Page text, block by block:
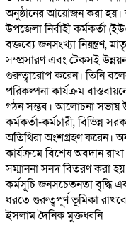
অনুষ্ঠানের আয়োজন করা হয়।
উপজেলা নির্বাহী
বক্তব্যে জনসংখ্যা নিয়ন্ত্রণ,
সম্প্রসারণ এবং টেকসই
গুরুত্বারোপ করেন। তিনি
পরিকল্পনা কার্যক্রম
গঠন সম্ভব। আলোচনা সভায়
কর্মকর্তা-কর্মচারী, বিভিন্ন
অতিথিরা অংশগ্রহণ করেন।
কার্যক্রমে বিশেষ অবদান রাখা
সম্মাননা সনদ বিতরণ করা
কর্মসূচি জনসচেতনতা বৃদ্ধি
ধরতে গুরুত্বপূর্ণ ভূমিকা
ইসলাম দৈনিক মুক্তধ্বনি